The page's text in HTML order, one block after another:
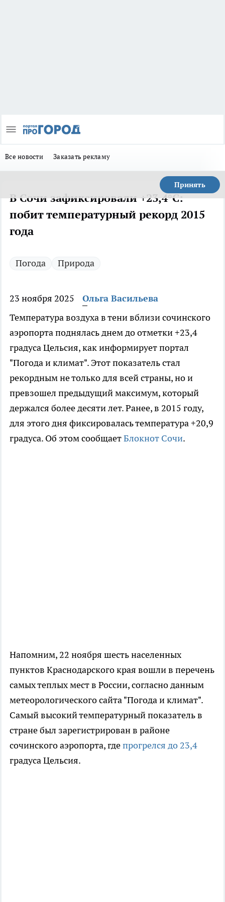
Все новости Заказать рекламу
Принять
В Сочи зафиксировали +23,4°C:
побит температурный рекорд 2015
года
Погода Природа
23 ноября 2025
Ольга Васильева
Температура воздуха в тени вблизи сочинского
аэропорта поднялась днем до отметки +23,4
градуса Цельсия, как информирует портал
"Погода и климат". Этот показатель стал
рекордным не только для всей страны, но и
превзошел предыдущий максимум, который
держался более десяти лет. Ранее, в 2015 году,
для этого дня фиксировалась температура +20,9
градуса. Об этом сообщаетБлокнот Сочи.
Напомним, 22 ноября шесть населенных
пунктов Краснодарского края вошли в перечень
самых теплых мест в России, согласно данным
метеорологического сайта "Погода и климат".
Самый высокий температурный показатель в
стране был зарегистрирован в районе
сочинского аэропорта, гдепрогрелся до 23,4
градуса Цельсия.